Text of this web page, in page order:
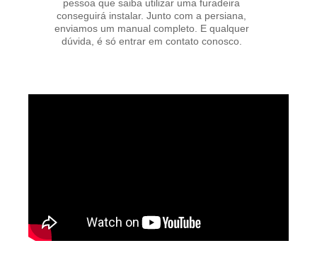
pessoa que saiba utilizar uma furadeira
conseguirá instalar. Junto com a persiana,
enviamos um manual completo. E qualquer
dúvida, é só entrar em contato conosco.